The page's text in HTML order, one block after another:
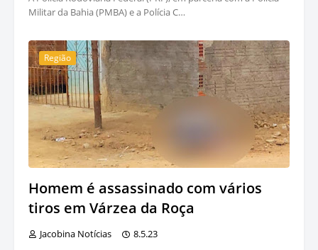
Militar da Bahia (PMBA) e a Polícia C…
Região
Homem é assassinado com vários
tiros em Várzea da Roça
Jacobina Notícias
8.5.23